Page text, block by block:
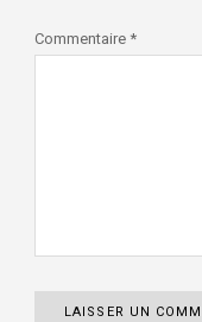
Commentaire *